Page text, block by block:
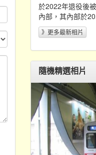
於2022年退役後
內部，其內部於
》更多最新相片
隨機精選相片